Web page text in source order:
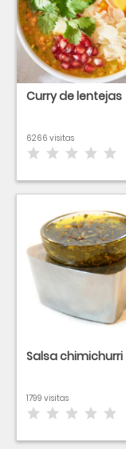
Curry de lentejas
6266 visitas
Salsa chimichurri
1799 visitas